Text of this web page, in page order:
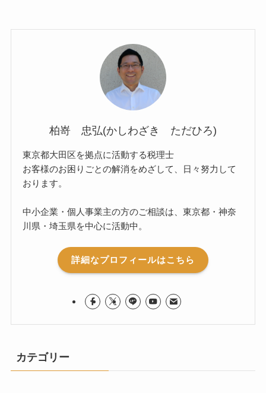
柏嵜 忠弘(かしわざき ただひろ)
東京都大田区を拠点に活動する税理士
お客様のお困りごとの解消をめざして、日々努力して
おります。
中小企業・個人事業主の方のご相談は、東京都・神奈
川県・埼玉県を中心に活動中。
詳細なプロフィールはこちら
カテゴリー